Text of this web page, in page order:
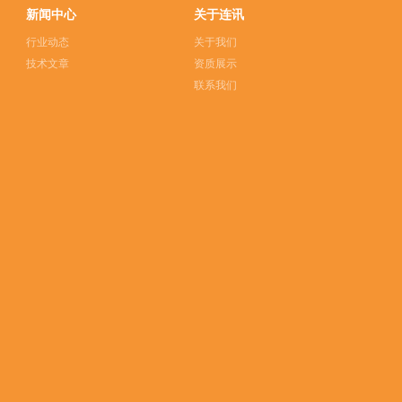
新闻中心
行业动态
技术文章
关于连讯
关于我们
资质展示
联系我们